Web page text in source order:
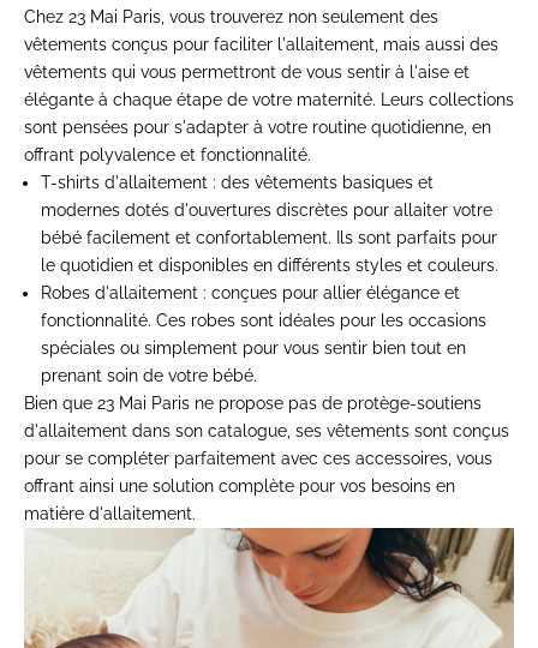
Chez 23 Mai Paris , vous trouverez non seulement des
vêtements conçus pour faciliter l'allaitement, mais aussi des
vêtements qui vous permettront de vous sentir à l'aise et
élégante à chaque étape de votre maternité. Leurs collections
sont pensées pour s'adapter à votre routine quotidienne, en
offrant polyvalence et fonctionnalité.
T-shirts d'allaitement : des vêtements basiques et
modernes dotés d'ouvertures discrètes pour allaiter votre
bébé facilement et confortablement. Ils sont parfaits pour
le quotidien et disponibles en différents styles et couleurs.
Robes d'allaitement : conçues pour allier élégance et
fonctionnalité. Ces robes sont idéales pour les occasions
spéciales ou simplement pour vous sentir bien tout en
prenant soin de votre bébé.
Bien que 23 Mai Paris ne propose pas de protège-soutiens
d'allaitement dans son catalogue, ses vêtements sont conçus
pour se compléter parfaitement avec ces accessoires, vous
offrant ainsi une solution complète pour vos besoins en
matière d'allaitement.